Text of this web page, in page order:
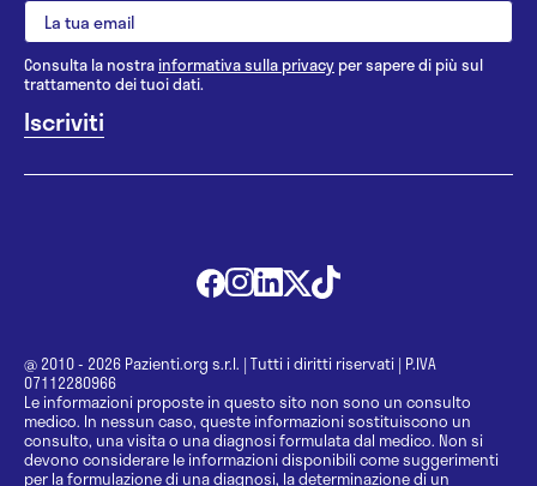
Consulta la nostrainformativa sulla privacy per sapere di più sul
trattamento dei tuoi dati.
@ 2010 - 2026 Pazienti.org s.r.l. | Tutti i diritti riservati | P.IVA
07112280966
Le informazioni proposte in questo sito non sono un consulto
medico. In nessun caso, queste informazioni sostituiscono un
consulto, una visita o una diagnosi formulata dal medico. Non si
devono considerare le informazioni disponibili come suggerimenti
per la formulazione di una diagnosi, la determinazione di un